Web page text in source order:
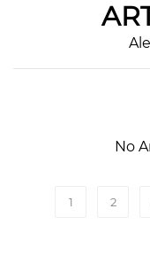
No
1 2